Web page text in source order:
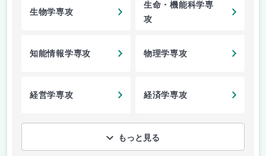
生物学専攻
生命・機能科学専
攻
知能情報学専攻 物理学専攻
経営学専攻 経済学専攻
もっと見る